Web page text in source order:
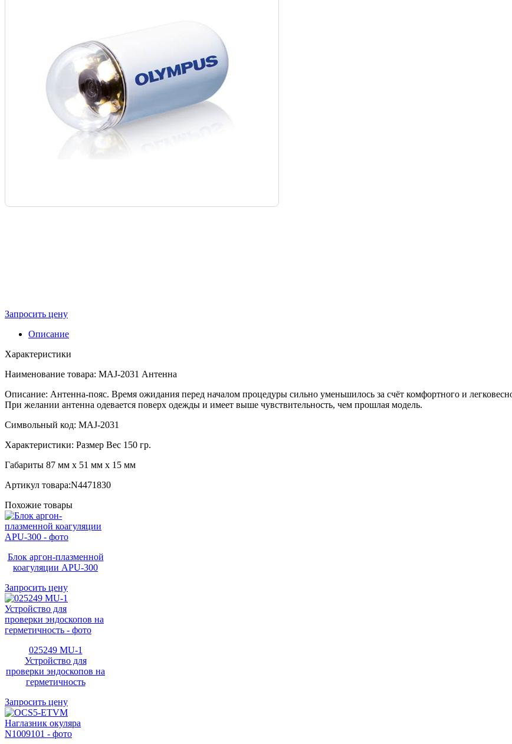
Запросить цену
Описание
Характеристики
Наименование товара: MAJ-2031 Антенна
Описание: Антенна-пояс. Время ожидания перед началом процедуры сильно уменьшилось за счёт комфортного и
При желании антенна одевается поверх одежды и имеет выше чувствительность, чем прошлая модель.
Символьный код: MAJ-2031
Характеристики: Размер Вес 150 гр.
Габариты 87 мм х 51 мм х 15 мм
Артикул товара:N4471830
Похожие товары
Блок аргон-плазменной
коагуляции APU-300
Запросить цену
025249 MU-1
Устройство для
проверки эндоскопов на
герметичность
Запросить цену